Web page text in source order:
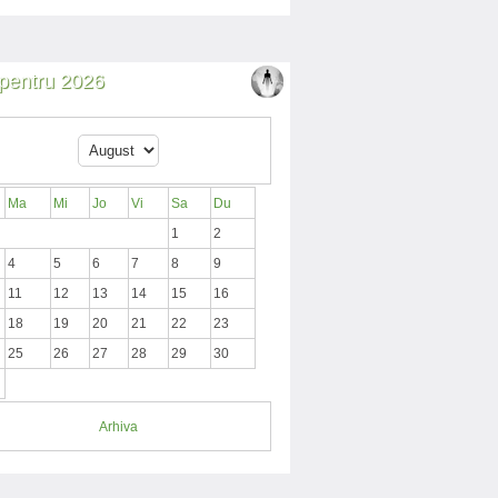
2026
Ma Mi Jo Vi Sa
Du
1
2
4 5 6 7 8
9
11 12 13 14 15
16
18 19 20 21 22
23
25 26 27 28 29
30
Arhiva